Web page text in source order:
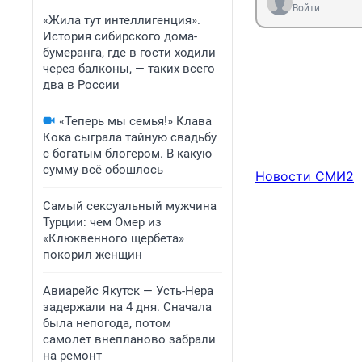
«Жила тут интеллигенция».
История сибирского дома-
бумеранга, где в гости ходили
через балконы, — таких всего
два в России
«Теперь мы семья!» Клава
Кока сыграла тайную свадьбу
с богатым блогером. В какую
сумму всё обошлось
Самый сексуальный мужчина
Турции: чем Омер из
«Клюквенного щербета»
покорил женщин
Авиарейс Якутск — Усть-Нера
задержали на 4 дня. Сначала
была непогода, потом
самолет внепланово забрали
на ремонт
Войти
Новости СМИ2